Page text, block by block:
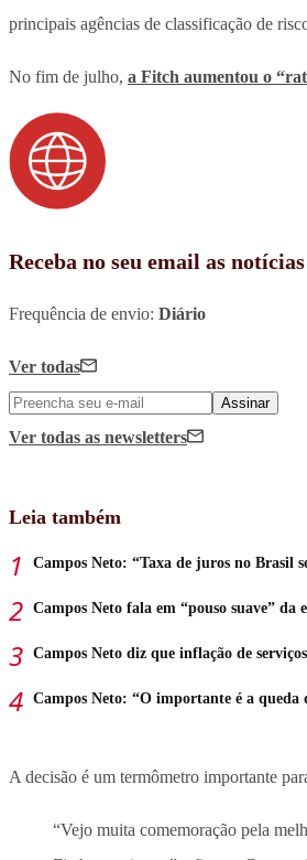
principais agências de classificação de
No fim de julho, a Fitch aumentou o
Receba no seu email as
Frequência de envio: Diário
Ver todas
Assinar
Ver todas as newsletters
Leia também
Campos Neto: “Taxa de juros no Brasil
Campos Neto fala em “pouso suave”
Campos Neto diz que inflação de
Campos Neto: “O importante é a queda
A decisão é um termômetro importante
“Vejo muita comemoração pela